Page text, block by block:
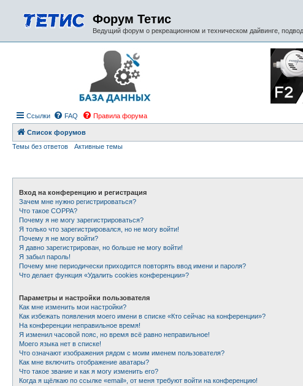
Форум Тетис
Ведущий форум о рекреационном и техническом дайвинге,
Ссылки FAQ Правила форума
Список форумов
Темы без ответов
Активные темы
Вход на конференцию и регистрация
Зачем мне нужно регистрироваться?
Что такое COPPA?
Почему я не могу зарегистрироваться?
Я только что зарегистрировался, но не могу войти!
Почему я не могу войти?
Я давно зарегистрирован, но больше не могу войти!
Я забыл пароль!
Почему мне периодически приходится повторять ввод имени и пароля?
Что делает функция «Удалить cookies конференции»?
Параметры и настройки пользователя
Как мне изменить мои настройки?
Как избежать появления моего имени в списке «Кто сейчас на конференции»?
На конференции неправильное время!
Я изменил часовой пояс, но время всё равно неправильное!
Моего языка нет в списке!
Что означают изображения рядом с моим именем пользователя?
Как мне включить отображение аватары?
Что такое звание и как я могу изменить его?
Когда я щёлкаю по ссылке «email», от меня требуют войти на конференцию!